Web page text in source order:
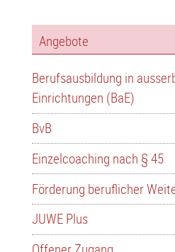
Angebote
Berufsausbildung in
Einrichtungen (BaE)
BvB
Einzelcoaching nach § 45
Förderung beruflicher
JUWE Plus